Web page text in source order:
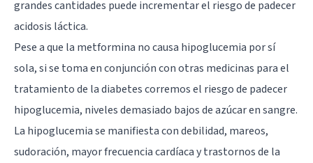
grandes cantidades puede incrementar el riesgo de padecer
acidosis láctica.
Pese a que la metformina no causa hipoglucemia por sí
sola, si se toma en conjunción con otras medicinas para el
tratamiento de la diabetes corremos el riesgo de padecer
hipoglucemia, niveles demasiado bajos de azúcar en sangre.
La hipoglucemia se manifiesta con debilidad, mareos,
sudoración, mayor frecuencia cardíaca y trastornos de la